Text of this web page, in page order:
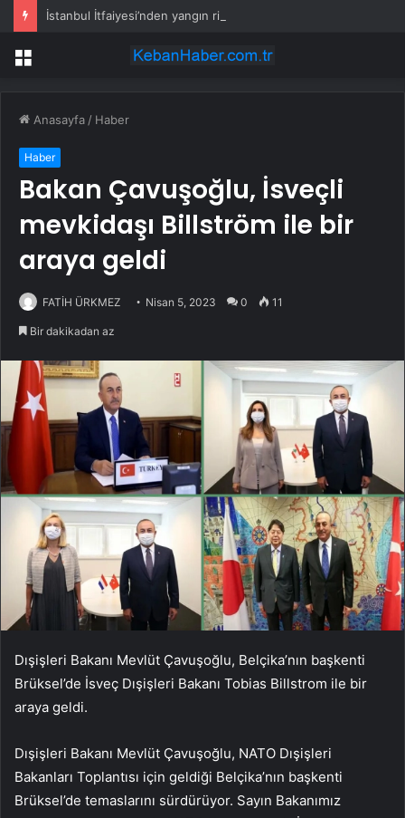
İstanbul İtfaiyesi’nden yangın riskine karşı videolu uyarı
Menü
Anasayfa / Haber
Haber
Bakan Çavuşoğlu, İsveçli
mevkidaşı Billström ile bir
araya geldi
FATİH ÜRKMEZ Nisan 5, 2023 0 11
Bir dakikadan az
Dışişleri Bakanı Mevlüt Çavuşoğlu, Belçika’nın başkenti
Brüksel’de İsveç Dışişleri Bakanı Tobias Billstrom ile bir
araya geldi.
Dışişleri Bakanı Mevlüt Çavuşoğlu, NATO Dışişleri
Bakanları Toplantısı için geldiği Belçika’nın başkenti
Brüksel’de temaslarını sürdürüyor. Sayın Bakanımız